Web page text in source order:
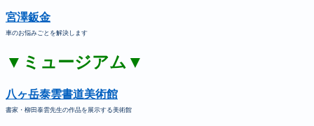
宮澤鈑金
車のお悩みごとを解決します
▼ミュージアム▼
八ヶ岳泰雲書道美術館
書家・柳田泰雲先生の作品を展示する美術館